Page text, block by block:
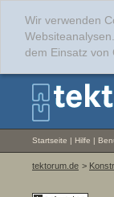
Wir verwenden
dem Einsatz von
Startseite | Hilfe |
tektorum.de >